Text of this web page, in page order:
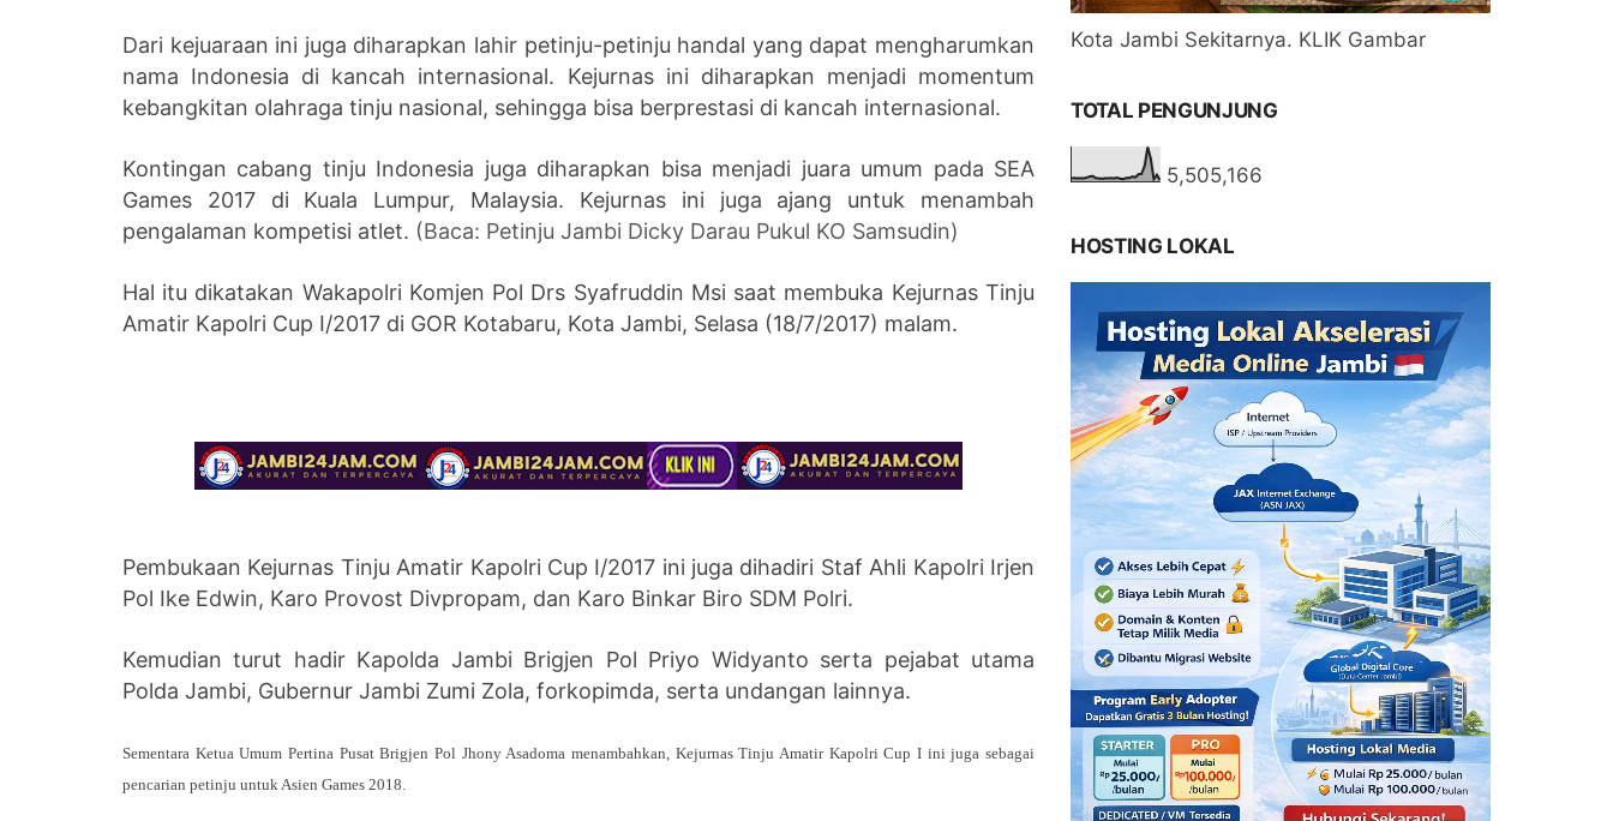
Dari kejuaraan ini juga diharapkan lahir petinju-petinju handal yang dapat mengharumkan
nama Indonesia di kancah internasional. Kejurnas ini diharapkan menjadi momentum
kebangkitan olahraga tinju nasional, sehingga bisa berprestasi di kancah internasional.
Kontingan cabang tinju Indonesia juga diharapkan bisa menjadi juara umum pada SEA
Games 2017 di Kuala Lumpur, Malaysia. Kejurnas ini juga ajang untuk menambah
pengalaman kompetisi atlet. (Baca: Petinju Jambi Dicky Darau Pukul KO Samsudin)
Hal itu dikatakan Wakapolri Komjen Pol Drs Syafruddin Msi saat membuka Kejurnas Tinju
Amatir Kapolri Cup I/2017 di GOR Kotabaru, Kota Jambi, Selasa (18/7/2017) malam.
Pembukaan Kejurnas Tinju Amatir Kapolri Cup I/2017 ini juga dihadiri Staf Ahli Kapolri Irjen
Pol Ike Edwin, Karo Provost Divpropam, dan Karo Binkar Biro SDM Polri.
Kemudian turut hadir Kapolda Jambi Brigjen Pol Priyo Widyanto serta pejabat utama
Polda Jambi, Gubernur Jambi Zumi Zola, forkopimda, serta undangan lainnya.
Sementara Ketua Umum Pertina Pusat Brigjen Pol Jhony Asadoma menambahkan, Kejurnas Tinju Amatir Kapolri Cup I ini juga sebagai
pencarian petinju untuk Asien Games 2018.
Kota Jambi Sekitarnya. KLIK Gambar
TOTAL PENGUNJUNG
5,505,166
HOSTING LOKAL